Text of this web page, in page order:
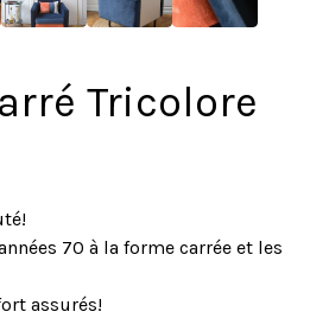
Tricolore
70 à la forme carrée et les
assurés!